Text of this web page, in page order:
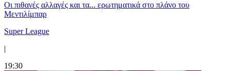
Οι πιθανές αλλαγές και τα... ερωτηματικά στο πλάνο του
Μεντιλίμπαρ
Super League
|
19:30